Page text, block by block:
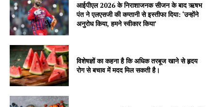
आईपीएल 2026 के निराशाजनक सीजन के बाद ऋषभ
पंत ने एलएसजी की कप्तानी से इस्तीफा दिया: ‘उन्होंने
अनुरोध किया, हमने स्वीकार किया’
विशेषज्ञों का कहना है कि अधिक तरबूज खाने से हृदय
रोग से बचाव में मदद मिल सकती है।